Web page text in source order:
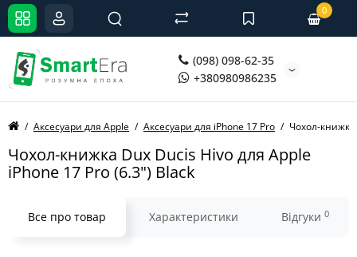
(098) 098-62-35
+380980986235
0
Аксесуари для Apple Аксесуари для iPhone 17 Pro Чохол-книжка
Чохол-книжка Dux Ducis Hivo для Apple
iPhone 17 Pro (6.3") Black
Все про товар Характеристики Відгуки 0